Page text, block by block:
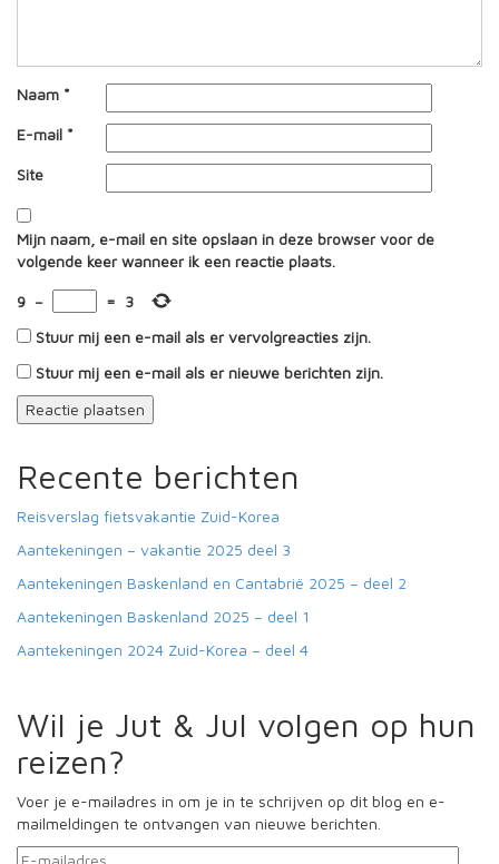
Naam *
E-mail *
Site
Mijn naam, e-mail en site opslaan in deze browser voor de
volgende keer wanneer ik een reactie plaats.
9 − = 3
Stuur mij een e-mail als er vervolgreacties zijn.
Stuur mij een e-mail als er nieuwe berichten zijn.
Recente berichten
Reisverslag fietsvakantie Zuid-Korea
Aantekeningen – vakantie 2025 deel 3
Aantekeningen Baskenland en Cantabrië 2025 – deel 2
Aantekeningen Baskenland 2025 – deel 1
Aantekeningen 2024 Zuid-Korea – deel 4
Wil je Jut & Jul volgen op hun
reizen?
Voer je e-mailadres in om je in te schrijven op dit blog en e-
mailmeldingen te ontvangen van nieuwe berichten.
E-